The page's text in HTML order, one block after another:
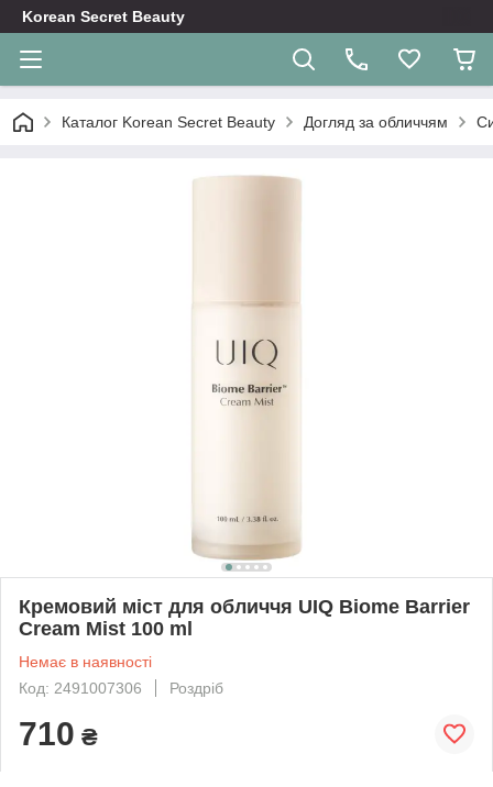
Korean Secret Beauty
Каталог Korean Secret Beauty Догляд за обличчям
Кремовий міст для обличчя UIQ Biome Barrier
Cream Mist 100 ml
Немає в наявності
Код: 2491007306
Роздріб
710 ₴